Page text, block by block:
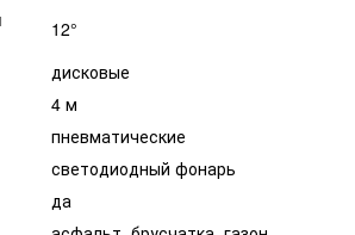
12°
дисковые
4 м
пневматические
светодиодный фонарь
да